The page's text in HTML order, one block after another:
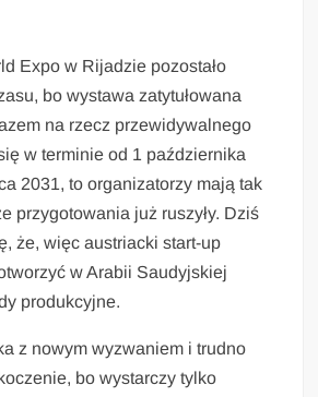
Expo w Rijadzie pozostało
bo wystawa zatytułowana
na rzecz przewidywalnego
w terminie od 1 października
2031, to organizatorzy mają tak
przygotowania już ruszyły. Dziś
że, więc austriacki start-up
w Arabii Saudyjskiej
produkcyjne.
z nowym wyzwaniem i trudno
bo wystarczy tylko